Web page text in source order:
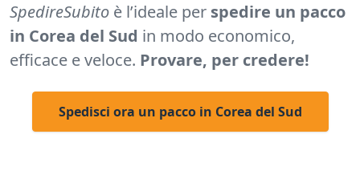
SpedireSubito è l’ideale per spedire un pacco
in Corea del Sud in modo economico,
efficace e veloce. Provare, per credere!
Spedisci ora un pacco in Corea del Sud